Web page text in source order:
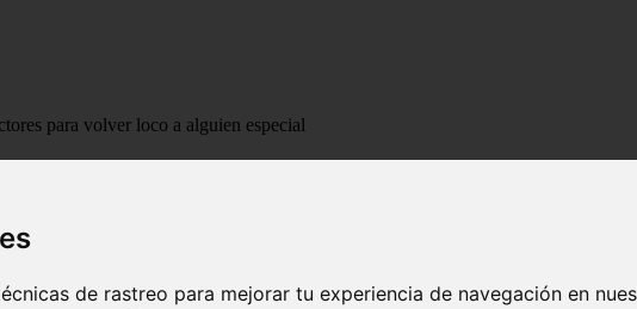
de rastreo para mejorar tu experiencia de navegación en
para volver loco a alguien especial
volver loco a alguien especial